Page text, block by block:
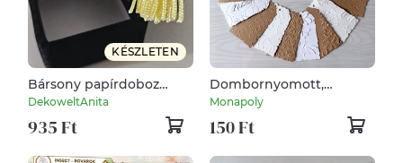
KÉSZLETEN
Bársony papírdoboz
ballagási sapi 2,5x6cm
ékszertartó (Ballagás)
DekoweltAnita
935 Ft
Dombornyomott,
rusztikus hangulatú üres
címke, esküvői
ültetőkártya, ajándék
Monapoly
150 Ft